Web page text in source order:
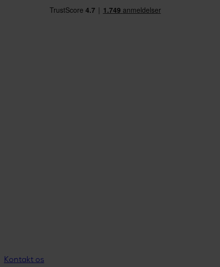
Kontakt os